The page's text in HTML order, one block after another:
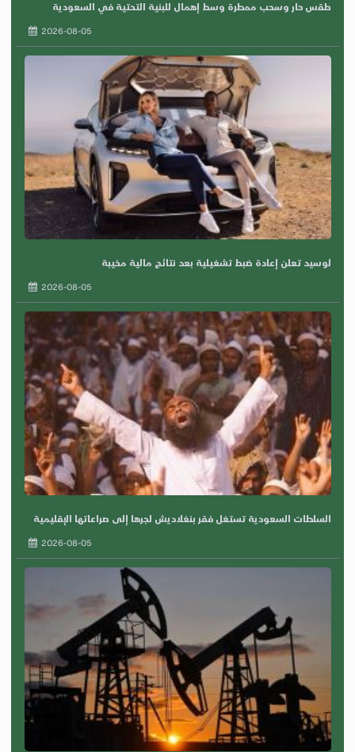
طقس حار وسحب ممطرة وسط إهمال للبنية التحتية في السعودية
2026-08-05
لوسيد تعلن إعادة ضبط تشغيلية بعد نتائج مالية مخيبة
2026-08-05
السلطات السعودية تستغل فقر بنغلاديش لجرها إلى صراعاتها الإقليمية
2026-08-05